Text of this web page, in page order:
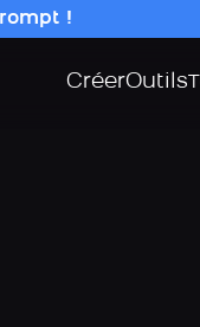
!
CréerOutils